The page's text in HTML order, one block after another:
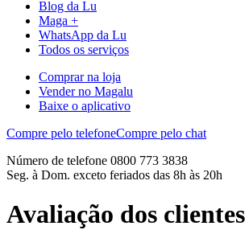
Blog da Lu
Maga +
WhatsApp da Lu
Todos os serviços
Comprar na loja
Vender no Magalu
Baixe o aplicativo
Compre pelo telefoneCompre pelo chat
Número de telefone 0800 773 3838
Seg. à Dom. exceto feriados das 8h às 20h
Avaliação dos